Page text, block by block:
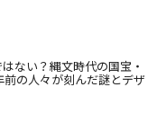
ない？縄文時代の国宝・
前の人々が刻んだ謎とデザ